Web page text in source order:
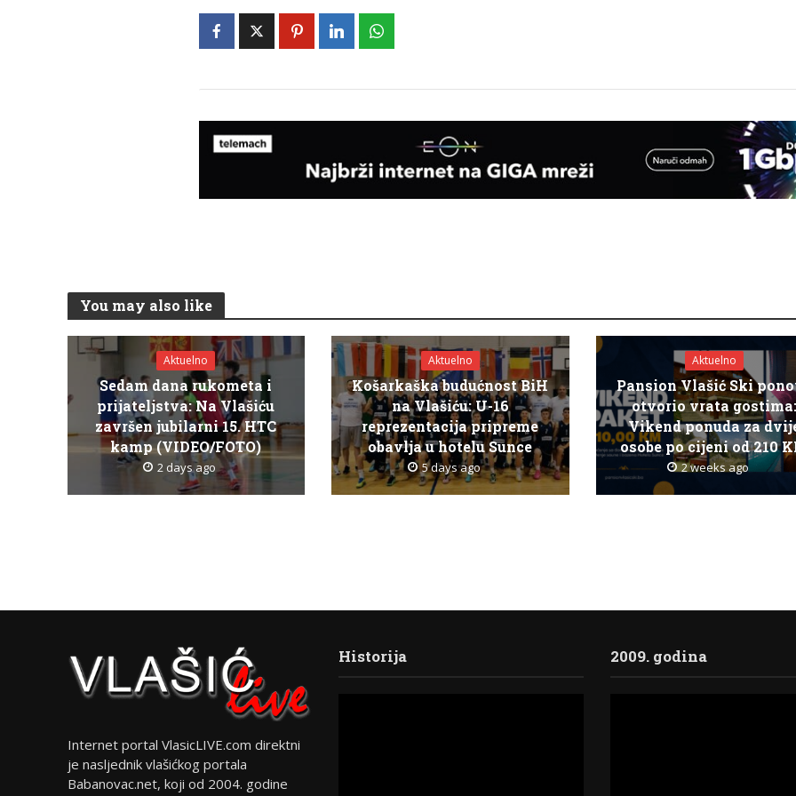
You may also like
Aktuelno
Sedam dana rukometa i
prijateljstva: Na Vlašiću
završen jubilarni 15. HTC
kamp (VIDEO/FOTO)
2 days ago
Aktuelno
Košarkaška budućnost BiH
na Vlašiću: U-16
reprezentacija pripreme
obavlja u hotelu Sunce
5 days ago
Aktuelno
Pansion Vlašić Ski
otvorio vrata
Vikend ponuda za
osobe po cijeni od 210
2 weeks ago
Internet portal VlasicLIVE.com direktni
je nasljednik vlašićkog portala
Babanovac.net, koji od 2004. godine
Historija 2009. godina